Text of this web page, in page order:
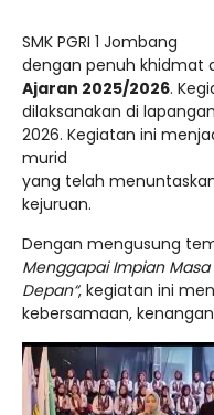
SMK PGRI 1 Jombang
dengan penuh khidmat
Ajaran 2025/2026.
dilaksanakan di
2026. Kegiatan ini
murid
yang telah
kejuruan.
Dengan mengusung
Menggapai Impian Masa
Depan“, kegiatan ini
kebersamaan, kenangan